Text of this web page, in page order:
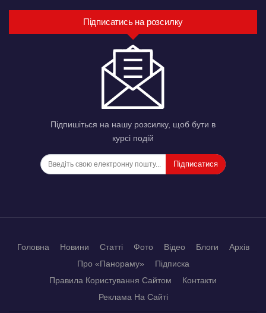
Підписатись на розсилку
Підпишіться на нашу розсилку, щоб бути в
курсі подій
Підписатися
Головна Новини Статті Фото Відео Блоги
Архів
Про «Панораму»
Підписка
Правила Користування Сайтом
Контакти
Реклама На Сайті